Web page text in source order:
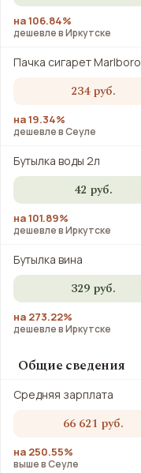
на 106.84%
дешевле в Иркутске
Пачка сигарет Marlboro
234 руб.
на 19.34%
дешевле в Сеуле
Бутылка воды 2л
42 руб.
на 101.89%
дешевле в Иркутске
Бутылка вина
329 руб.
на 273.22%
дешевле в Иркутске
Общие сведения
Средняя зарплата
66 621 руб.
на 250.55%
выше в Сеуле